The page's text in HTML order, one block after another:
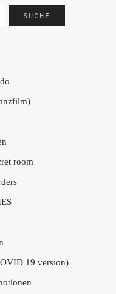
room
19 version)